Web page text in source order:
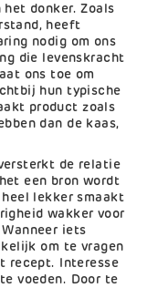
donker. Zoals
heeft
nodig om ons
die levenskracht
ons toe om
hun typische
product zoals
dan de kaas,
de relatie
een bron wordt
heel lekker smaakt
wakker voor
iets
om te vragen
recept. Interesse
voeden. Door te